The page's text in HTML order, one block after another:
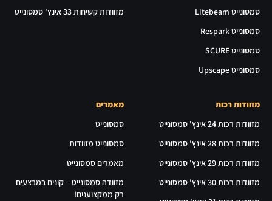
סמסונייט Litebeam
סמסונייט Respark
סמסונייט SCURE
סמסונייט Upscape
מזוודות קשיחות 33 אינץ' סמסונייט
מזוודות רכות
מזוודות רכות 24 אינץ' סמסונייט
מזוודות רכות 28 אינץ' סמסונייט
מזוודות רכות 29 אינץ' סמסונייט
מזוודות רכות 30 אינץ' סמסונייט
מאמרים
סמסונייט
סמסונייט מזוודות
מאמרים סמסונייט
מזוודה סמסונייט – קונים במבצעים
רק ממקצוענים!